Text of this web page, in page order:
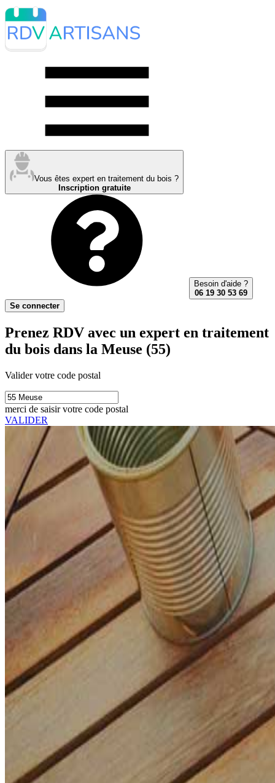
Vous êtes expert en traitement du bois ?
Inscription gratuite
Besoin d'aide ?
06 19 30 53 69
Se connecter
Prenez RDV avec un expert en traitement
du bois dans la Meuse (55)
Valider votre code postal
merci de saisir votre code postal
VALIDER